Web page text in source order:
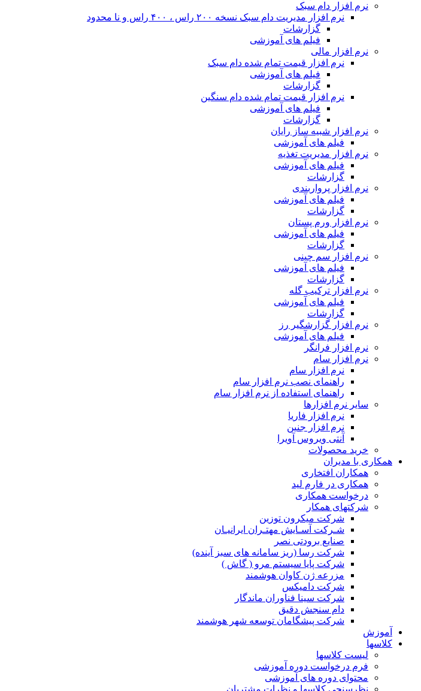
نرم افزار دام سبک
نرم افزار مدیریت دام سبک نسخه ۲۰۰ راس ، ۴۰۰ راس و نا محدود
گزارشات
فیلم های آموزشی
نرم افزار مالی
نرم افزار قیمت تمام شده دام سبک
فیلم های آموزشی
گزارشات
نرم افزار قیمت تمام شده دام سنگین
فیلم های آموزشی
گزارشات
نرم افزار شبیه ساز رایان
فیلم های آموزشی
نرم افزار مدیریت تغذیه
فیلم های آموزشی
گزارشات
نرم افزار پرواربندی
فیلم های آموزشی
گزارشات
نرم افزار ورم پستان
فیلم های آموزشی
گزارشات
نرم افزار سم چینی
فیلم های آموزشی
گزارشات
نرم افزار ترکیب گله
فیلم های آموزشی
گزارشات
نرم افزار گزارشگیر رز
فیلم های آموزشی
نرم افزار فرانگر
نرم افزار سام
نرم افزار سام
راهنمای نصب نرم افزار سام
راهنمای استفاده از نرم افزار سام
سایر نرم افزارها
نرم افزار فاریا
نرم افزار جنین
آنتی ویروس آویرا
خرید محصولات
همکاری با مدیران
همکاران افتخاری
همکاری در فارم لید
درخواست همکاری
شرکتهای همکار
شرکت میکرون توزین
شـرکت آسـایش مهتـران ایرانیـان
صنایع برودتی نصر
شرکت رسا (ریز سامانه های سبز آینده)
شرکت پایا سیستم مرو ( گاش )
مزرعه ژن کاوان هوشمند
شرکت دامیکس
شرکت سینا فناوران ماندگار
دام سنجش دقیق
شرکت پیشگامان توسعه شهر هوشمند
آموزش
کلاسها
لیست کلاسها
فرم درخواست دوره آموزشی
محتوای دوره های آموزشی
نظرسنجی کلاسها و نظرات مشتریان